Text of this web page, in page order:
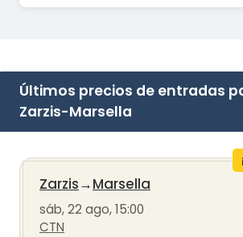
Últimos precios de entradas
Zarzis-Marsella
Zarzis→Marsella
sáb, 22 ago, 15:00
CTN